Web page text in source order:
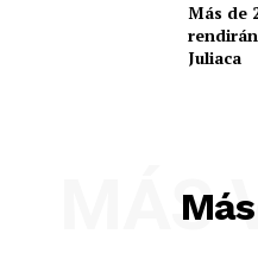
Más de
Juliaca
MÁS